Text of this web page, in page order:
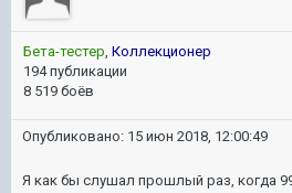
Бета-тестер, Коллекционер
194 публикации
8 519 боёв
Опубликовано: 15 июн 2018, 12:00:49
Я как бы слушал прошлый раз, когда